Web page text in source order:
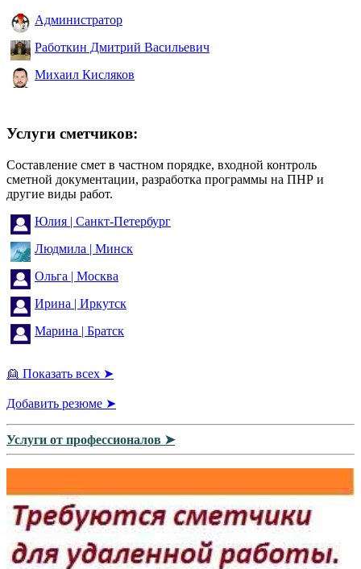
Администратор
Работкин Дмитрий Васильевич
Михаил Кисляков
Услуги сметчиков:
Составление смет в частном порядке, входной контроль
сметной документации, разработка программы на ПНР и
другие виды работ.
Юлия | Санкт-Петербург
Людмила | Минск
Ольга | Москва
Ирина | Иркутск
Марина | Братск
👱 Показать всех ➤
Добавить резюме ➤
Услуги от профессионалов ➤